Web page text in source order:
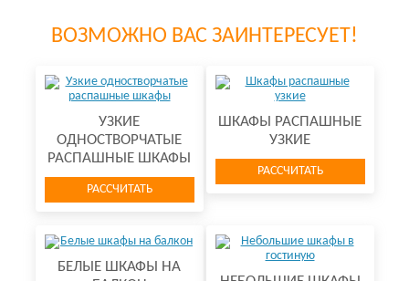
ВОЗМОЖНО ВАС ЗАИНТЕРЕСУЕТ!
УЗКИЕ
ОДНОСТВОРЧАТЫЕ
РАСПАШНЫЕ ШКАФЫ
РАССЧИТАТЬ
ШКАФЫ РАСПАШНЫЕ
УЗКИЕ
РАССЧИТАТЬ
БЕЛЫЕ ШКАФЫ НА